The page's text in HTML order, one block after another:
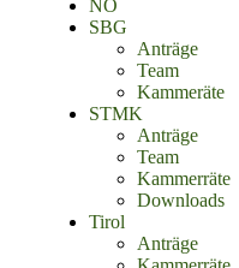
NÖ
SBG
Anträge
Team
Kammeräte
STMK
Anträge
Team
Kammerräte
Downloads
Tirol
Anträge